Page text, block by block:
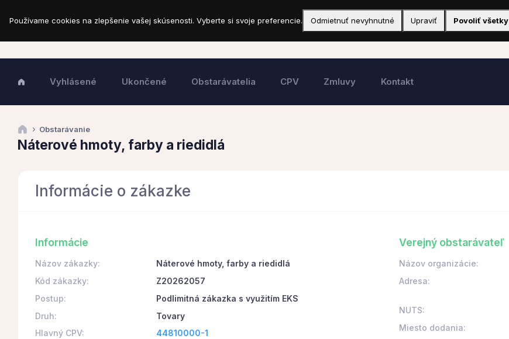
Vyhlásené Ukončené Obstarávatelia CPV Zmluvy Kontakt
Obstarávanie
Náterové hmoty, farby a riedidlá
Informácie o zákazke
Informácie
Názov zákazky:
Náterové hmoty, farby a riedidlá
Kód zákazky:
Z20262057
Postup:
Podlimitná zákazka s využitím EKS
Druh:
Tovary
Hlavný CPV:
44810000-1
Verejný obstarávateľ
Názov organizácie:
Adresa:
NUTS:
Miesto dodania:
Používame cookies na zlepšenie vašej skúsenosti. Vyberte si svoje preferencie. Odmietnuť nevyhnutné Upraviť Povoliť všetky